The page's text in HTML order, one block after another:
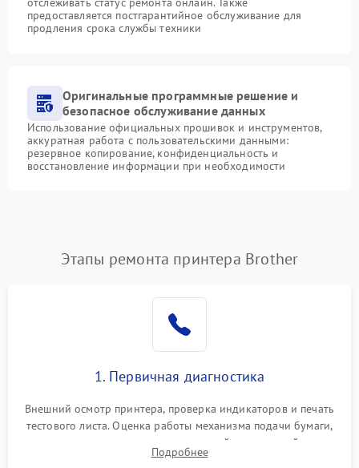
предоставляется постгарантийное обслуживание для
продления срока службы техники
Оригинальные программные решение и
безопасное обслуживание данных
Использование официальных прошивок и инструментов,
аккуратная работа с пользовательскими данными:
резервное копирование, конфиденциальность и
восстановление информации при необходимости
Этапы ремонта принтера Brother
1. Первичная диагностика
Внешний осмотр принтера, проверка индикаторов и печать
тестового листа. Оценка работы механизма подачи бумаги,
выявление посторонних шумов, замятий и первичный анализ
дефектов печати (полосы, фон, пробелы).
Подробнее